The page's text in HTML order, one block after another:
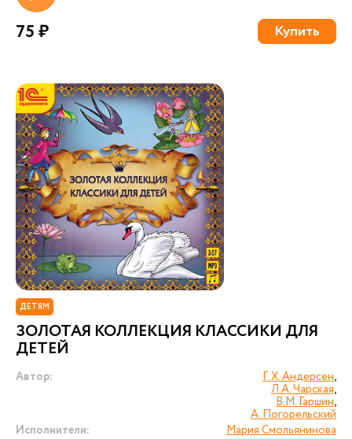
75 ₽ Купить
ДЕТЯМ
ЗОЛОТАЯ КОЛЛЕКЦИЯ КЛАССИКИ ДЛЯ
ДЕТЕЙ
Автор: Г. Х. Андерсен,
Л.А. Чарская,
В.М. Гаршин,
А. Погорельский
Исполнители:
Мария Смольянинова